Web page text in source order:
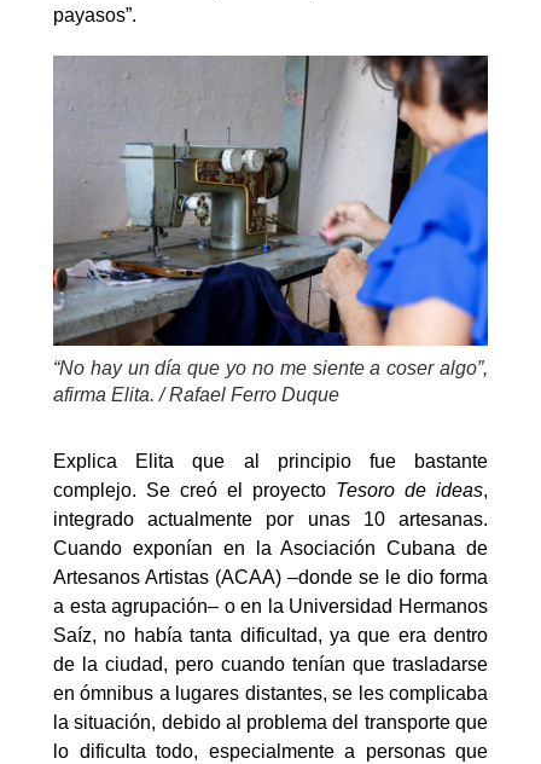
payasos”.
“No hay un día que yo no me siente a coser algo”,
afirma Elita. / Rafael Ferro Duque
Explica Elita que al principio fue bastante
complejo. Se creó el proyecto Tesoro de ideas,
integrado actualmente por unas 10 artesanas.
Cuando exponían en la Asociación Cubana de
Artesanos Artistas (ACAA) –donde se le dio forma
a esta agrupación– o en la Universidad Hermanos
Saíz, no había tanta dificultad, ya que era dentro
de la ciudad, pero cuando tenían que trasladarse
en ómnibus a lugares distantes, se les complicaba
la situación, debido al problema del transporte que
lo dificulta todo, especialmente a personas que